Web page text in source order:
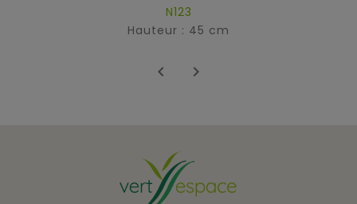
N123
Hauteur : 45 cm
 